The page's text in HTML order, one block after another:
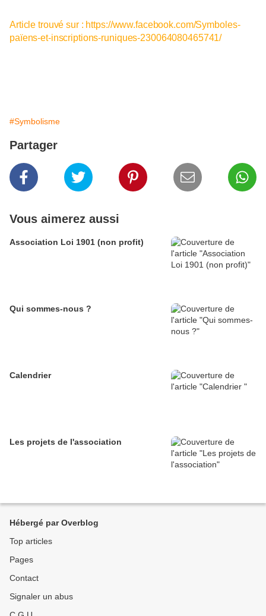
Article trouvé sur : https://www.facebook.com/Symboles-
païens-et-inscriptions-runiques-230064080465741/
#Symbolisme
Partager
Vous aimerez aussi
Association Loi 1901 (non profit)
Qui sommes-nous ?
Calendrier
Les projets de l'association
Hébergé par Overblog
Top articles
Pages
Contact
Signaler un abus